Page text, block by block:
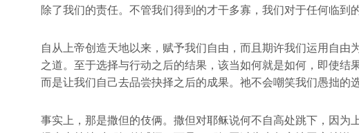
除了我们的责任。不管我们得到的才干多寡，我们对于任何临到
自从上帝创造天地以来，赋予我们自由，而且期许我们运用自由
之道。至于选择与行动之后的结果，该当如何就是如何，即使结
而是让我们自己去品尝抉择之后的成果。祂不会嘲笑我们愚拙的
事实上，那是撒但的伎俩。撒但对耶稣说何不自高处跳下，因为